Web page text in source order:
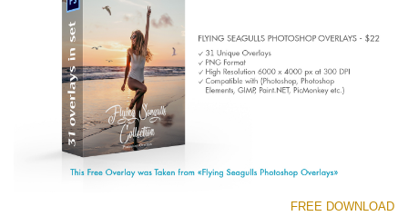
Large 6000*4000px
تنزيل مجاني
FREE DOWNLOAD